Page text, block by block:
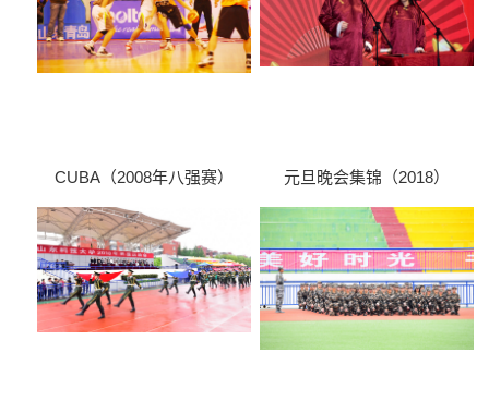
CUBA（2008年八强赛） 元旦晚会集锦（2018）